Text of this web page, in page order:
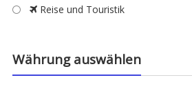
Reise und Touristik
Währung auswählen